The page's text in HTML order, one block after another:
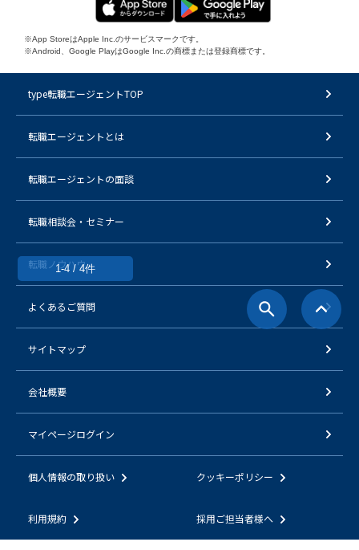
1-4 / 4件
※App StoreはApple Inc.のサービスマークです。
※Android、Google PlayはGoogle Inc.の商標または登録商標です。
type転職エージェントTOP
転職エージェントとは
転職エージェントの面談
転職相談会・セミナー
転職ノウハウ
よくあるご質問
サイトマップ
会社概要
マイページログイン
個人情報の取り扱い クッキーポリシー
利用規約 採用ご担当者様へ